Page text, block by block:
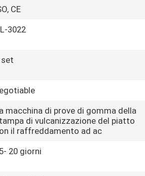
CE
3022
set
macchina di prove di gomma della
di vulcanizzazione del piatto
il raffreddamento ad ac
20 giorni